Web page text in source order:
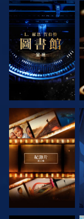
探索系列節目
探索系列節目